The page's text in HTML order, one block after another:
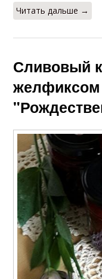
Читать дальше →
Сливовый